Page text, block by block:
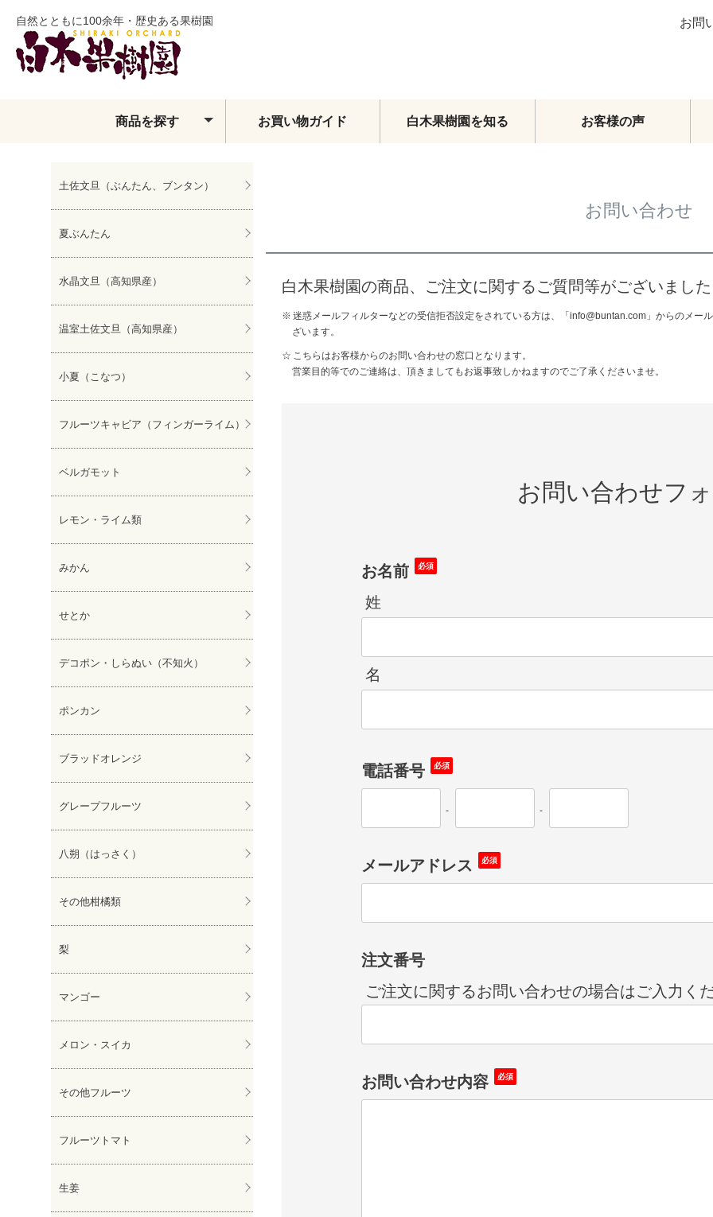
自然とともに100余年・歴史ある果樹園 お問
商品を探す
夏ぶんたん
水晶文旦
小夏
フィンガーライム
マンゴー
メロン・スイカ
その他フルーツ
フルーツトマト
オーダーメイドフルーツセット
お買い物ガイド 白木果樹園を知る お客様の声
土佐文旦（ぶんたん、ブンタン）
夏ぶんたん
水晶文旦（高知県産）
温室土佐文旦（高知県産）
小夏（こなつ）
フルーツキャビア（フィンガーライム）
ベルガモット
レモン・ライム類
みかん
せとか
デコポン・しらぬい（不知火）
ポンカン
ブラッドオレンジ
グレープフルーツ
八朔（はっさく）
その他柑橘類
梨
マンゴー
メロン・スイカ
その他フルーツ
フルーツトマト
生姜
お問い合わせ
白木果樹園の商品、ご注文に関するご質問等がございまし
迷惑メールフィルターなどの受信拒否設定をされている方は、「info@buntan.com」からのメー
ざいます。
こちらはお客様からのお問い合わせの窓口となります。
営業目的等でのご連絡は、頂きましてもお返事致しかねますのでご了承くださいませ。
お問い合わせフ
お名前
姓
名
電話番号
- -
メールアドレス
注文番号
ご注文に関するお問い合わせの場合はご入力く
お問い合わせ内容